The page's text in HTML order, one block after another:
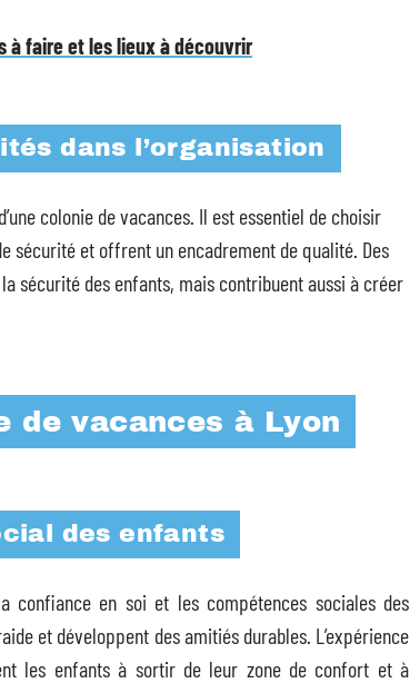
à faire et les lieux à découvrir
dans l’organisation
colonie de vacances. Il est essentiel de choisir
sécurité et offrent un encadrement de qualité. Des
sécurité des enfants, mais contribuent aussi à créer
de vacances à Lyon
des enfants
confiance en soi et les compétences sociales des
et développent des amitiés durables. L’expérience
les enfants à sortir de leur zone de confort et à